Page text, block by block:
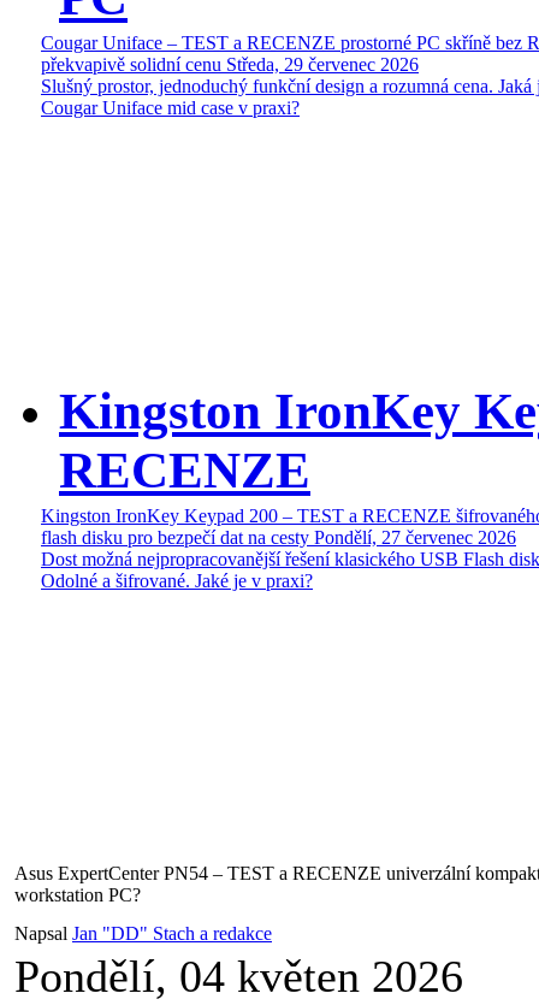
Cougar Uniface – TEST a RECENZE prostorné PC skříně bez
překvapivě solidní cenu Středa, 29 červenec 2026
Slušný prostor, jednoduchý funkční design a rozumná cena. Jaká
Cougar Uniface mid case v praxi?
Kingston IronKey
RECENZE
Kingston IronKey Keypad 200 – TEST a RECENZE
flash disku pro bezpečí dat na cesty Pondělí, 27 červenec 2026
Dost možná nejpropracovanější řešení klasického USB Flash
Odolné a šifrované. Jaké je v praxi?
Asus ExpertCenter PN54 – TEST a RECENZE univerzální
workstation PC?
Napsal Jan "DD" Stach a redakce
Pondělí, 04 květen 2026